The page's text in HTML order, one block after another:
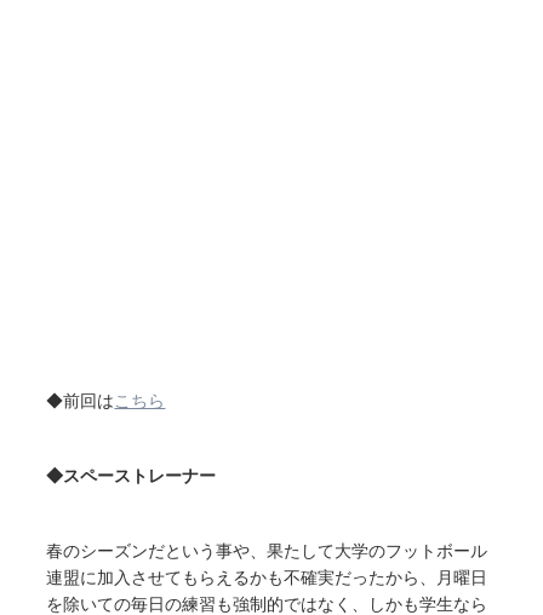
◆前回はこちら
◆スペーストレーナー
春のシーズンだという事や、果たして大学のフットボール
連盟に加入させてもらえるかも不確実だったから、月曜日
を除いての毎日の練習も強制的ではなく、しかも学生なら